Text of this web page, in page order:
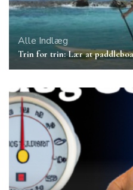
Alle Indlæg
Trin for trin: Lær at